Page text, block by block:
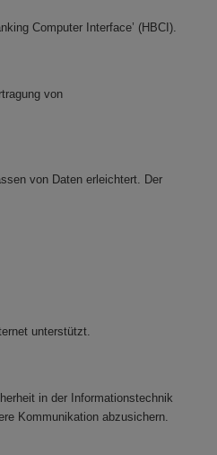
Computer Interface’ (HBCI).
von
von Daten erleichtert. Der
unterstützt.
in der Informationstechnik
Kommunikation abzusichern.